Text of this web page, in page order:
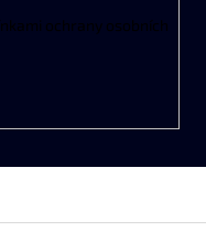
ochrany osobních